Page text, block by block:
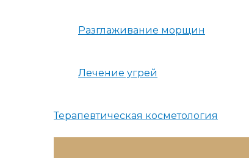
Разглаживание морщин
Лечение угрей
Терапевтическая косметология